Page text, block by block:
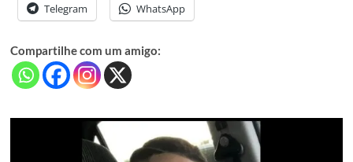
Telegram WhatsApp
Compartilhe com um amigo: